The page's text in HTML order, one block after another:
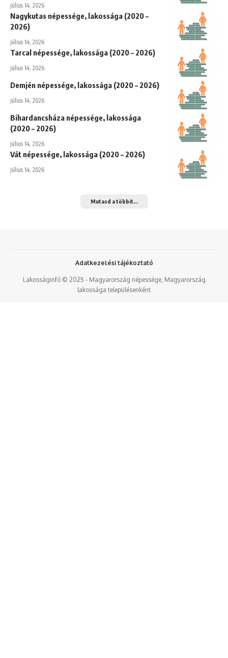
július 14, 2026
Nagykutas népessége, lakossága (2020 –
2026)
július 14, 2026
Tarcal népessége, lakossága (2020 – 2026)
július 14, 2026
Demjén népessége, lakossága (2020 – 2026)
július 14, 2026
Bihardancsháza népessége, lakossága
(2020 – 2026)
július 14, 2026
Vát népessége, lakossága (2020 – 2026)
július 14, 2026
Mutasd a többit...
Lakosságinfó © 2025 - Magyarország népessége, Magyarország
lakossága településenként
Adatkezelési tájékoztató